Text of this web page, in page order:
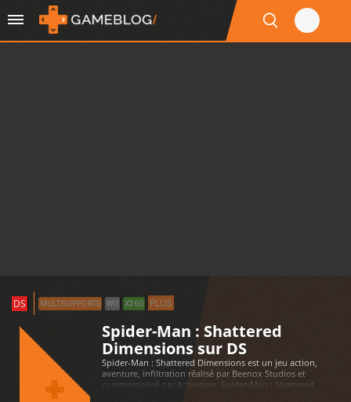
DS MULTISUPPORTS WII X360 PLUS
Spider-Man : Shattered
Dimensions sur DS
Spider-Man : Shattered Dimensions est un jeu action,
aventure, infiltration réalisé par Beenox Studios et
commercialisé par Activision. Spider-Man : Shattered
Dimensions est disponible sur Nintendo DS